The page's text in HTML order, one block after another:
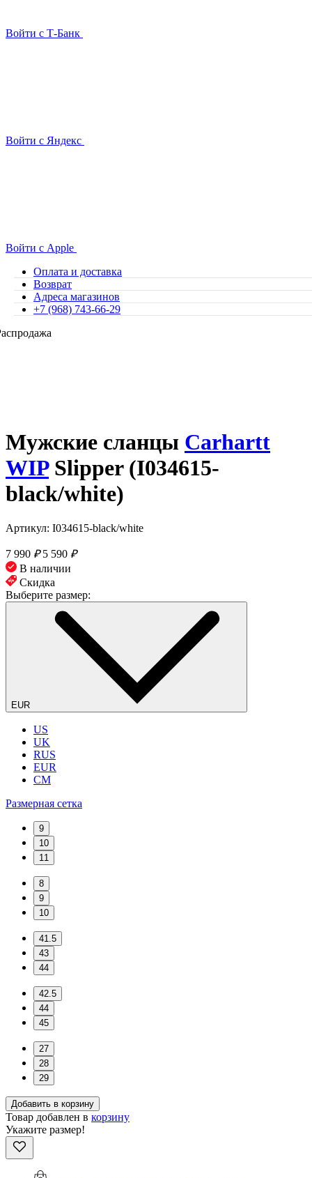
Войти с Т-Банк
Войти с Яндекс
Войти с Apple
Оплата и доставка
Возврат
Адреса магазинов
+7 (968) 743-66-29
Мужские сланцы Carhartt
WIPSlipper (I034615-
black/white)
Артикул: I034615-black/white
7 990 ₽ 5 590 ₽
В наличии
Скидка
Выберите размер:
EUR
US
UK
RUS
EUR
CM
Размерная сетка
9
10
11
8
9
10
41.5
43
44
42.5
44
45
27
28
29
Добавить в корзину
Товар добавлен в корзину
Укажите размер!